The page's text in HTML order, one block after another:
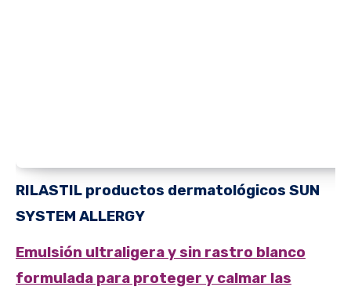
RILASTIL productos dermatológicos SUN
SYSTEM ALLERGY
Emulsión ultraligera y sin rastro blanco
formulada para proteger y calmar las